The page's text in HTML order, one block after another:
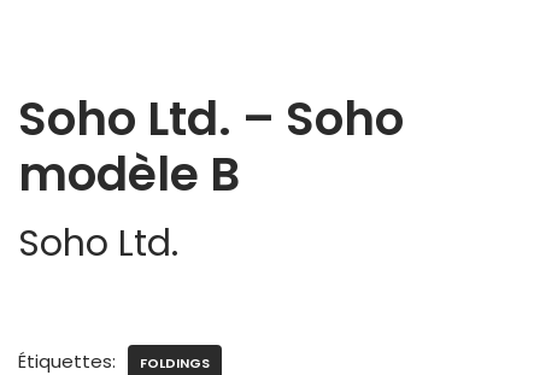
‎Soho Ltd. – Soho
modèle B
Soho Ltd.
Étiquettes: FOLDINGS